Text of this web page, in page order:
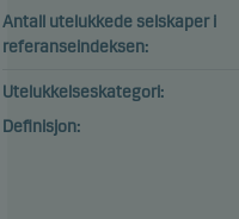
Antall utelukkede selskaper i
referanseindeksen:
Utelukkelseskategori:
Definisjon: